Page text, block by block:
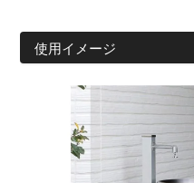
使用イメージ